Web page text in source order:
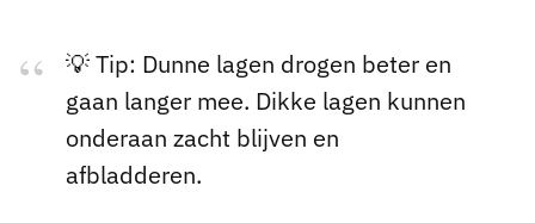
💡 Tip: Dunne lagen drogen beter en
gaan langer mee. Dikke lagen kunnen
onderaan zacht blijven en
afbladderen.